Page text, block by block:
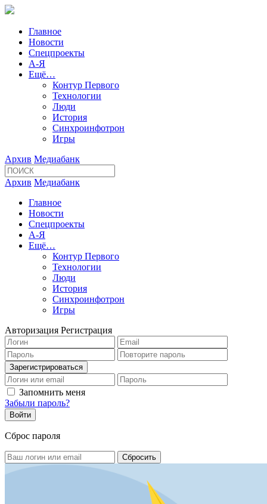
Главное
Новости
Спецпроекты
А-Я
Ещё…
Контур Первого
Технологии
Люди
История
Синхроинфотрон
Игры
Архив Медиабанк
Архив Медиабанк
Главное
Новости
Спецпроекты
А-Я
Ещё…
Контур Первого
Технологии
Люди
История
Синхроинфотрон
Игры
Авторизация Регистрация
Запомнить меня
Забыли пароль?
Сброс пароля